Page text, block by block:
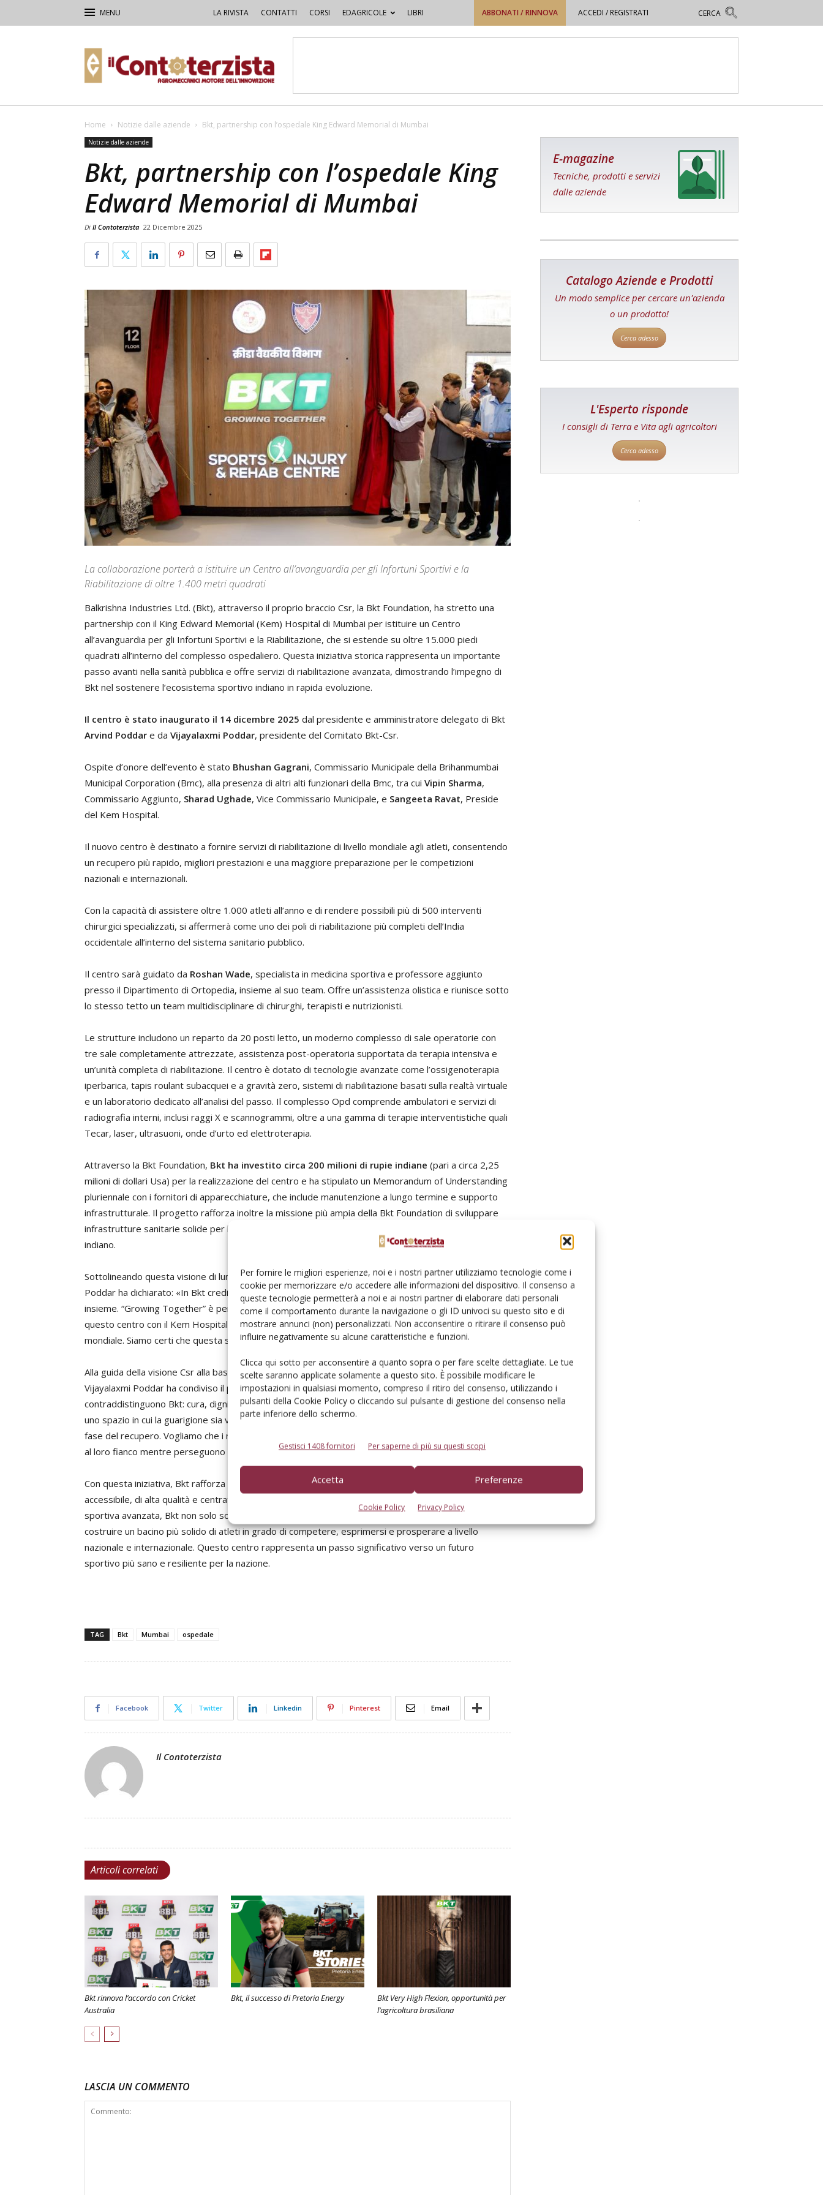
Per fornire le migliori esperienze, noi e i nostri partner utilizziamo tecnologie come i
cookie per memorizzare e/o accedere alle informazioni del dispositivo. Il consenso a
queste tecnologie permetterà a noi e ai nostri partner di elaborare dati personali
come il comportamento durante la navigazione o gli ID univoci su questo sito e di
mostrare annunci (non) personalizzati. Non acconsentire o ritirare il consenso può
influire negativamente su alcune caratteristiche e funzioni.
Clicca qui sotto per acconsentire a quanto sopra o per fare scelte dettagliate. Le tue
scelte saranno applicate solamente a questo sito. È possibile modificare le
impostazioni in qualsiasi momento, compreso il ritiro del consenso, utilizzando i
pulsanti della Cookie Policy o cliccando sul pulsante di gestione del consenso nella
parte inferiore dello schermo.
Gestisci 1408 fornitori Per saperne di più su questi scopi
Accetta Preferenze
Cookie Policy Privacy Policy
LA RIVISTA CONTATTI CORSI EDAGRICOLE LIBRI ABBONATI / RINNOVA ACCEDI / REGISTRATI
Contoterzista
Home Notizie dalle aziende Bkt, partnership con l’ospedale King Edward Memorial di Mumbai
Notizie dalle aziende
Bkt, partnership con l’ospedale King
Edward Memorial di Mumbai
Di Il Contoterzista 22 Dicembre 2025
La collaborazione porterà a istituire un Centro all’avanguardia per gli Infortuni Sportivi e la
Riabilitazione di oltre 1.400 metri quadrati
Balkrishna Industries Ltd. (Bkt), attraverso il proprio braccio Csr, la Bkt Foundation, ha stretto una
partnership con il King Edward Memorial (Kem) Hospital di Mumbai per istituire un Centro
all’avanguardia per gli Infortuni Sportivi e la Riabilitazione, che si estende su oltre 15.000 piedi
quadrati all’interno del complesso ospedaliero. Questa iniziativa storica rappresenta un importante
passo avanti nella sanità pubblica e offre servizi di riabilitazione avanzata, dimostrando l’impegno di
Bkt nel sostenere l’ecosistema sportivo indiano in rapida evoluzione.
Il centro è stato inaugurato il 14 dicembre 2025 dal presidente e amministratore delegato di Bkt
Arvind Poddar e da Vijayalaxmi Poddar, presidente del Comitato Bkt-Csr.
Ospite d’onore dell’evento è stato Bhushan Gagrani, Commissario Municipale della Brihanmumbai
Municipal Corporation (Bmc), alla presenza di altri alti funzionari della Bmc, tra cui Vipin Sharma,
Commissario Aggiunto, Sharad Ughade, Vice Commissario Municipale, e Sangeeta Ravat, Preside
del Kem Hospital.
Il nuovo centro è destinato a fornire servizi di riabilitazione di livello mondiale agli atleti, consentendo
un recupero più rapido, migliori prestazioni e una maggiore preparazione per le competizioni
nazionali e internazionali.
Con la capacità di assistere oltre 1.000 atleti all’anno e di rendere possibili più di 500 interventi
chirurgici specializzati, si affermerà come uno dei poli di riabilitazione più completi dell’India
occidentale all’interno del sistema sanitario pubblico.
Il centro sarà guidato da Roshan Wade, specialista in medicina sportiva e professore aggiunto
presso il Dipartimento di Ortopedia, insieme al suo team. Offre un’assistenza olistica e riunisce sotto
lo stesso tetto un team multidisciplinare di chirurghi, terapisti e nutrizionisti.
Le strutture includono un reparto da 20 posti letto, un moderno complesso di sale operatorie con
tre sale completamente attrezzate, assistenza post-operatoria supportata da terapia intensiva e
un’unità completa di riabilitazione. Il centro è dotato di tecnologie avanzate come l’ossigenoterapia
iperbarica, tapis roulant subacquei e a gravità zero, sistemi di riabilitazione basati sulla realtà virtuale
e un laboratorio dedicato all’analisi del passo. Il complesso Opd comprende ambulatori e servizi di
radiografia interni, inclusi raggi X e scannogrammi, oltre a una gamma di terapie interventistiche quali
Tecar, laser, ultrasuoni, onde d’urto ed elettroterapia.
Attraverso la Bkt Foundation, Bkt ha investito circa 200 milioni di rupie indiane (pari a circa 2,25
milioni di dollari Usa) per la realizzazione del centro e ha stipulato un Memorandum of Understanding
pluriennale con i fornitori di apparecchiature, che include manutenzione a lungo termine e supporto
infrastrutturale. Il progetto rafforza inoltre la missione più ampia della Bkt Foundation di sviluppare
infrastrutture sanitarie solide per le comunità e di sostenere la crescita dell’ecosistema sportivo
indiano.
Sottolineando questa visione di lunga data di un accesso equo all’assistenza sanitaria, il Arvind
Poddar ha dichiarato: «In Bkt crediamo che il vero progresso avvenga quando le comunità avanzano
insieme. “Growing Together” è per noi più di un semplice motto: guida le nostre decisioni. Creando
questo centro con il Kem Hospital e la Bmc, vogliamo rendere accessibili a ogni atleta cure di livello
mondiale. Siamo certi che questa struttura aiuterà molti sportivi a tornare più forti».
Alla guida della visione Csr alla base di questa iniziativa, che rappresenta il suo progetto dei sogni,
Vijayalaxmi Poddar ha condiviso il proprio punto di vista: «Questo progetto riflette i valori che
contraddistinguono Bkt: cura, dignità, accessibilità edempowerment. Il nostro obiettivo era creare
uno spazio in cui la guarigione sia vissuta con dignità e in cui ogni atleta si senta supportato in ogni
fase del recupero. Vogliamo che i nostri giovani credano che i loro sogni siano realizzabili e noi siamo
al loro fianco mentre perseguono l’eccellenza».
Con questa iniziativa, Bkt rafforza il proprio impegno a lungo termine per un’assistenza sanitaria
accessibile, di alta qualità e centrata sulla comunità. Ampliando l’accesso pubblico alla riabilitazione
sportiva avanzata, Bkt non solo sostiene l’ecosistema atletico indiano, ma contribuisce anche a
costruire un bacino più solido di atleti in grado di competere, esprimersi e prosperare a livello
nazionale e internazionale. Questo centro rappresenta un passo significativo verso un futuro
sportivo più sano e resiliente per la nazione.
TAG Bkt Mumbai ospedale
Facebook Twitter Linkedin Pinterest Email
Il Contoterzista
Articoli correlati
Bkt rinnova l’accordo con Cricket
Australia
Bkt, il successo di Pretoria Energy
Bkt Very High Flexion, opportunità per
l’agricoltura brasiliana
LASCIA UN COMMENTO
E-magazine
Tecniche, prodotti e servizi
dalle aziende
Catalogo Aziende e Prodotti
Un modo semplice per cercare un'azienda
o un prodotto!
Cerca adesso
L'Esperto risponde
I consigli di Terra e Vita agli agricoltori
Cerca adesso